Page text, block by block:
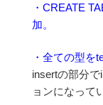
・CREATE
加。
・全ての型を
insertの部分
ョンになって